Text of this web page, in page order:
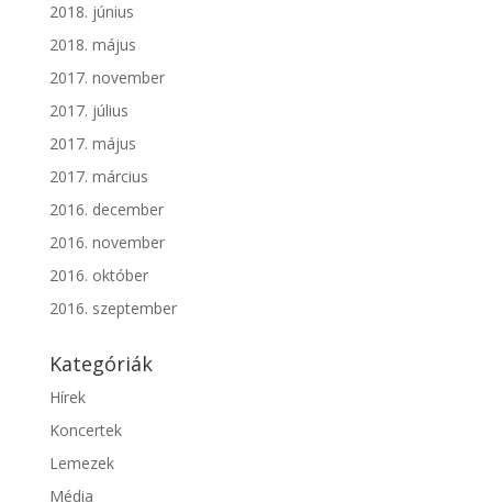
2018. június
2018. május
2017. november
2017. július
2017. május
2017. március
2016. december
2016. november
2016. október
2016. szeptember
Kategóriák
Hírek
Koncertek
Lemezek
Média